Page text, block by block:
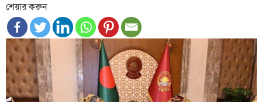
শেয়ার করুন